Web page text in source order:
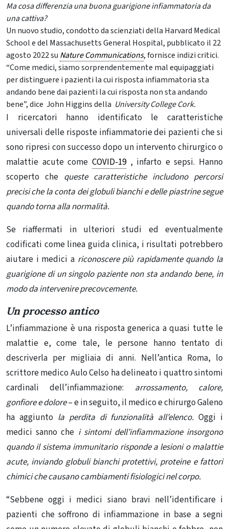
Ma cosa differenzia una buona guarigione infiammatoria da
una cattiva?
Un nuovo studio, condotto da scienziati della Harvard Medical
School e del Massachusetts General Hospital, pubblicato il 22
agosto 2022 su Nature Communications, fornisce indizi critici.
“Come medici, siamo sorprendentemente mal equipaggiati
per distinguere i pazienti la cui risposta infiammatoria sta
andando bene dai pazienti la cui risposta non sta andando
bene”, dice John Higgins della University College Cork.
I ricercatori hanno identificato le caratteristiche
universali delle risposte infiammatorie dei pazienti che si
sono ripresi con successo dopo un intervento chirurgico o
malattie acute come COVID-19, infarto e sepsi. Hanno
scoperto che queste caratteristiche includono percorsi
precisi che la conta dei globuli bianchi e delle piastrine segue
quando torna alla normalità.
Se riaffermati in ulteriori studi ed eventualmente
codificati come linea guida clinica, i risultati potrebbero
aiutare i medici a riconoscere più rapidamente quando la
guarigione di un singolo paziente non sta andando bene, in
modo da intervenire precovcemente.
Un processo antico
L’infiammazione è una risposta generica a quasi tutte le
malattie e, come tale, le persone hanno tentato di
descriverla per migliaia di anni. Nell’antica Roma, lo
scrittore medico Aulo Celso ha delineato i quattro sintomi
cardinali dell’infiammazione: arrossamento, calore,
gonfiore e dolore– e in seguito, il medico e chirurgo Galeno
ha aggiunto la perdita di funzionalità all’elenco.Oggi i
medici sanno che i sintomi dell’infiammazione insorgono
quando il sistema immunitario risponde a lesioni o malattie
acute, inviando globuli bianchi protettivi, proteine ​​e fattori
chimici che causano cambiamenti fisiologici nel corpo.
“Sebbene oggi i medici siano bravi nell’identificare i
pazienti che soffrono di infiammazione in base a segni